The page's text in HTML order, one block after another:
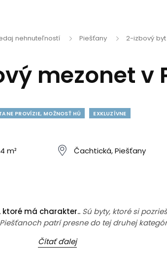
nehnuteľností Piešťany 2-izbový byt
mezonet v
PROVÍZIE, MOŽNOSŤ HÚ EXKLUZÍVNE
m² Čachtická, Piešťany
má charakter.. Sú byty, ktoré si
patrí presne do tej druhej
Čítať ďalej